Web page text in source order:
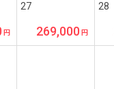
27
269,000
28